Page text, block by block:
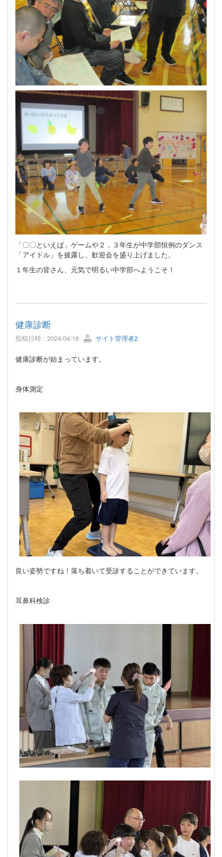
「〇〇といえば」ゲームや２，３年生が中学部恒例のダンス
「アイドル」を披露し、歓迎会を盛り上げました。
１年生の皆さん、元気で明るい中学部へようこそ！
健康診断
投稿日時 : 2024/04/18 サイト管理者2
健康診断が始まっています。
身体測定
良い姿勢ですね！落ち着いて受診することができています。
耳鼻科検診